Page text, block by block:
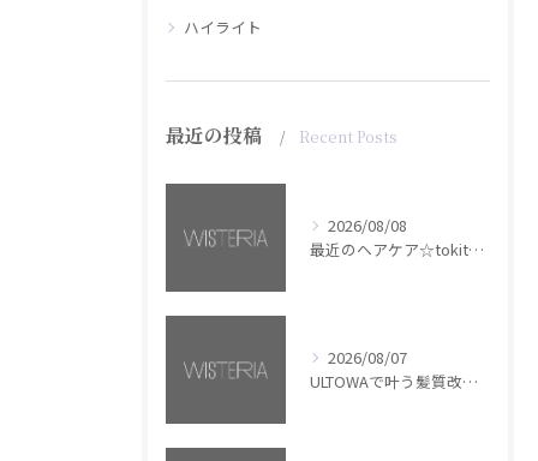
ハイライト
最近の投稿 Recent Posts
2026/08/08
最近のヘアケア☆tokita【銀座・美容室WISTERIA】
2026/08/07
ULTOWAで叶う髪質改善美髪カラー【銀座・美容室WISTERIA】